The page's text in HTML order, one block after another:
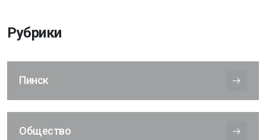
Рубрики
Пинск
Общество